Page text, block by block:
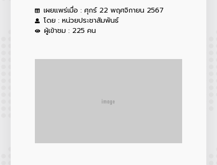
เผยแพร่เมื่อ : ศุกร์ 22 พฤศจิกายน 2567
โดย : หน่วยประชาสัมพันธ์
ผู้เข้าชม : 225 คน